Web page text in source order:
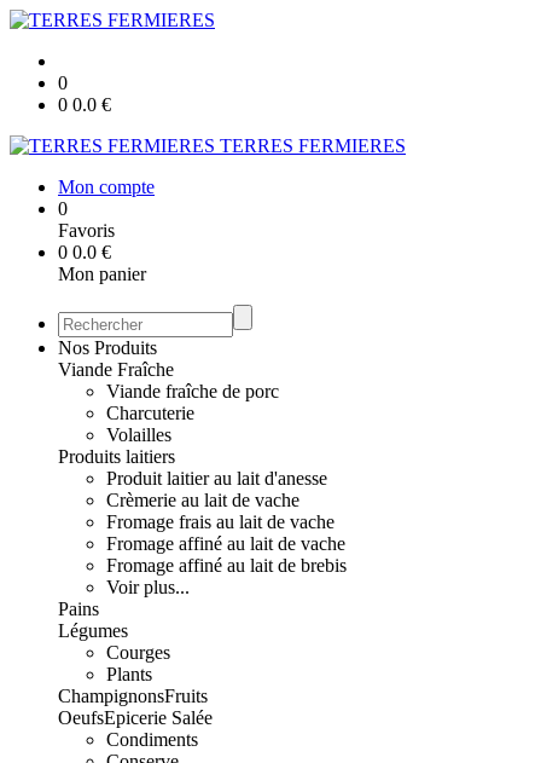
0
0 0.0 €
TERRES FERMIERES
Mon compte
0
Favoris
0 0.0 €
Mon panier
Nos Produits
Viande Fraîche
Viande fraîche de porc
Charcuterie
Volailles
Produits laitiers
Produit laitier au lait d'anesse
Crèmerie au lait de vache
Fromage frais au lait de vache
Fromage affiné au lait de vache
Fromage affiné au lait de brebis
Voir plus...
Pains
Légumes
Courges
Plants
ChampignonsFruits
OeufsEpicerie Salée
Condiments